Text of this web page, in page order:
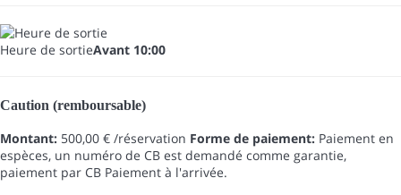
Heure de sortieAvant 10:00
Caution (remboursable)
Montant: 500,00 € /réservation Forme de paiement: Paiement en
espèces, un numéro de CB est demandé comme garantie,
paiement par CB Paiement à l'arrivée.